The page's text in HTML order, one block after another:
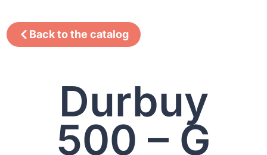
Back to the catalog
Durbuy
500 – G